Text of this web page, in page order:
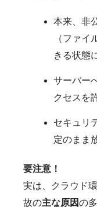
本来、非
（ファイ
きる状態
サーバー
クセスを
セキュリ
定のまま
要注意！
実は、クラウド
故の主な原因の